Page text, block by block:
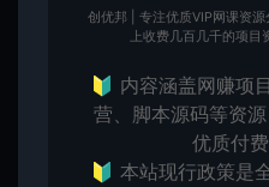
直播卖货，可以直接直播
错了，然后转型做直播卖
你这个号是个没人的号，
创优邦 | 专注优质VIP网课资
上收费几百几千的项目
🔰 内容涵盖网赚项
营、脚本源码等资
优质付
🔰 本站现行政策是